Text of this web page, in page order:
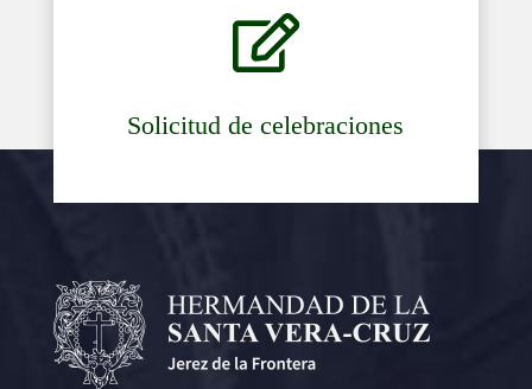

Solicitud de celebraciones